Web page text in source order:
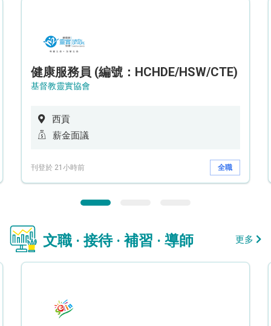
健康服務員 (編號：HCHDE/HSW/CTE)
基督教靈實協會
西貢
薪金面議
刊登於 21小時前 全職
文職 · 接待 · 補習 · 導師 更多